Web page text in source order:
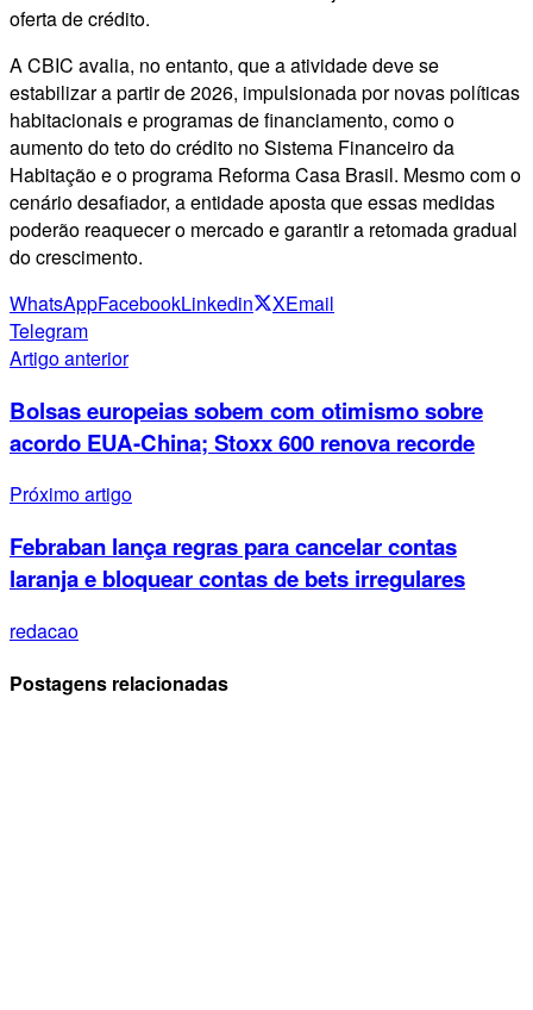
oferta de crédito.
A CBIC avalia, no entanto, que a atividade deve se
estabilizar a partir de 2026, impulsionada por novas políticas
habitacionais e programas de financiamento, como o
aumento do teto do crédito no Sistema Financeiro da
Habitação e o programa Reforma Casa Brasil. Mesmo com o
cenário desafiador, a entidade aposta que essas medidas
poderão reaquecer o mercado e garantir a retomada gradual
do crescimento.
WhatsAppFacebookLinkedin XEmail
Telegram
Artigo anterior
Bolsas europeias sobem com otimismo sobre
acordo EUA-China; Stoxx 600 renova recorde
Próximo artigo
Febraban lança regras para cancelar contas
laranja e bloquear contas de bets irregulares
redacao
Postagens relacionadas